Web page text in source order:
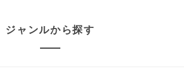
ジャンルから探す